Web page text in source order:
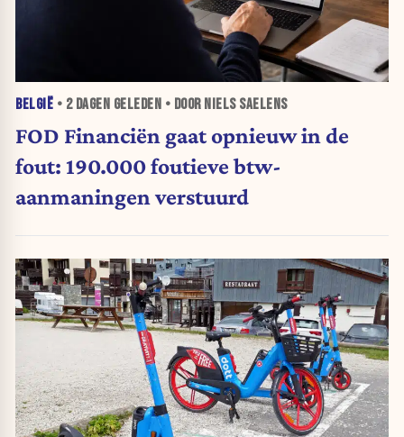
BELGIË • 2 DAGEN GELEDEN • DOOR NIELS SAELENS
FOD Financiën gaat opnieuw in de
fout: 190.000 foutieve btw-
aanmaningen verstuurd